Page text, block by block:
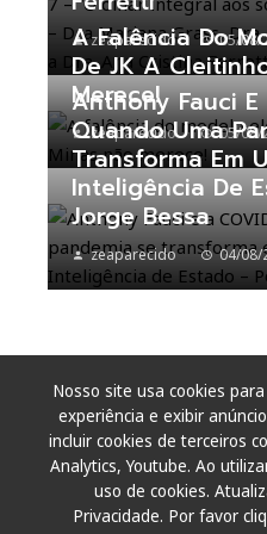
Nosso site usa cookies
experiência e exibir
incluir cookies de terceiros
Analytics, Youtube. Ao
uso de cookies.
Privacidade. Por favor
zeaparecido 05/08/
A Falência Do
De JK A
Merece!
zeaparecido 05/08/
Anthony Fauci E
Quando Uma
Transforma Em
Inteligência De
Jorge Bessa
zeaparecido 04/08/